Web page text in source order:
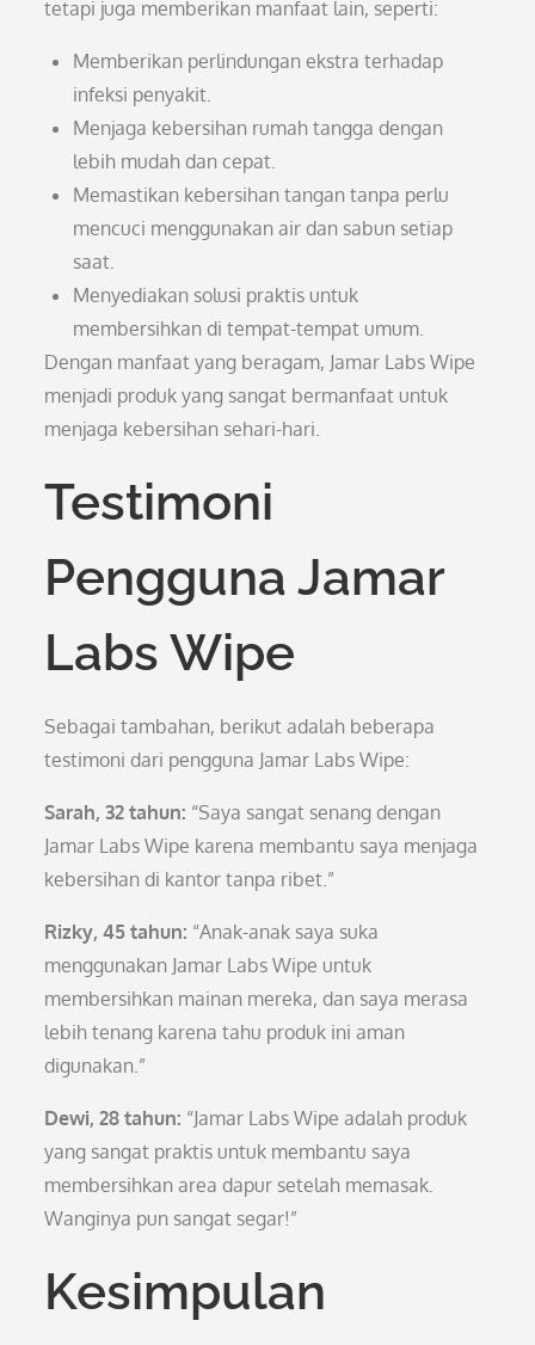
tetapi juga memberikan manfaat lain, seperti:
Memberikan perlindungan ekstra terhadap
infeksi penyakit.
Menjaga kebersihan rumah tangga dengan
lebih mudah dan cepat.
Memastikan kebersihan tangan tanpa perlu
mencuci menggunakan air dan sabun setiap
saat.
Menyediakan solusi praktis untuk
membersihkan di tempat-tempat umum.
Dengan manfaat yang beragam, Jamar Labs Wipe
menjadi produk yang sangat bermanfaat untuk
menjaga kebersihan sehari-hari.
Testimoni
Pengguna Jamar
Labs Wipe
Sebagai tambahan, berikut adalah beberapa
testimoni dari pengguna Jamar Labs Wipe:
Sarah, 32 tahun: “Saya sangat senang dengan
Jamar Labs Wipe karena membantu saya menjaga
kebersihan di kantor tanpa ribet.”
Rizky, 45 tahun: “Anak-anak saya suka
menggunakan Jamar Labs Wipe untuk
membersihkan mainan mereka, dan saya merasa
lebih tenang karena tahu produk ini aman
digunakan.”
Dewi, 28 tahun: “Jamar Labs Wipe adalah produk
yang sangat praktis untuk membantu saya
membersihkan area dapur setelah memasak.
Wanginya pun sangat segar!”
Kesimpulan